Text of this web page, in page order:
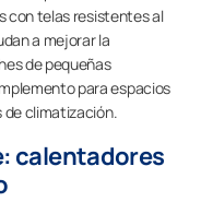
con telas resistentes al
a mejorar la
de pequeñas
para espacios
de climatización.
calentadores